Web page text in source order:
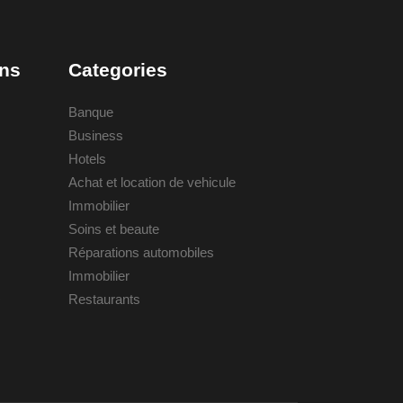
Categories
Banque
Business
Hotels
Achat et location de vehicule
Immobilier
Soins et beaute
Réparations automobiles
Immobilier
Restaurants